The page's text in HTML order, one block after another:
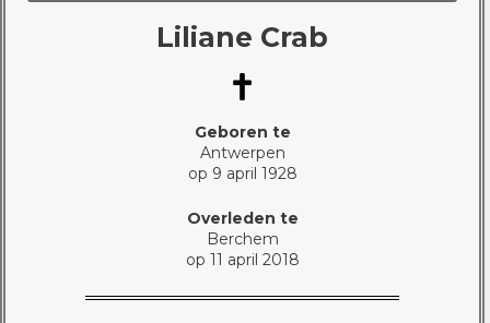
Liliane Crab
Geboren te
Antwerpen
op 9 april 1928
Overleden te
Berchem
op 11 april 2018